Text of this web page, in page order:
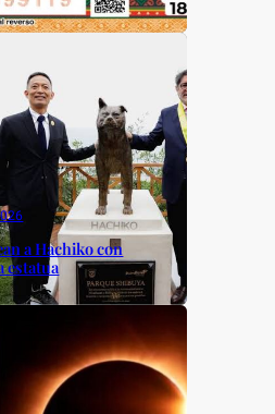
a Hachiko con
estatua